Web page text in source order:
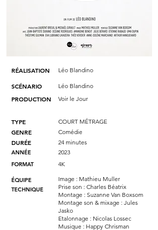
RÉALISATION Léo Blandino
SCÉNARIO
PRODUCTION
Léo Blandino
Voir le Jour
TYPE
GENRE
DURÉE
ANNÉE
FORMAT
ÉQUIPE
TECHNIQUE
COURT MÉTRAGE
Comédie
24 minutes
2023
4K
Image : Mathieu Muller
Prise son : Charles Béatrix
Montage : Suzanne Van Boxsom
Montage son & mixage : Jules
Jasko
Etalonnage : Nicolas Lossec
Musique : Happy Chrisman